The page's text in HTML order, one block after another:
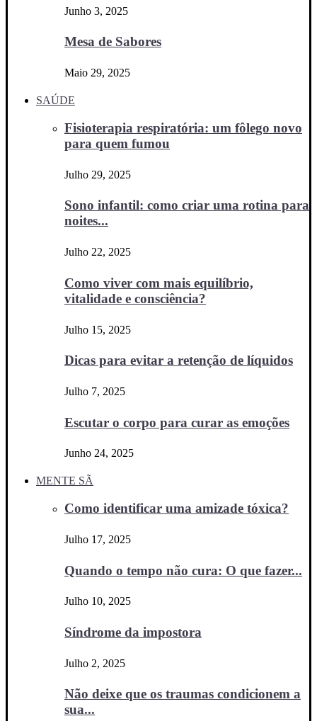
Junho 3, 2025
Mesa de Sabores
Maio 29, 2025
SAÚDE
Fisioterapia respiratória: um fôlego novo
para quem fumou
Julho 29, 2025
Sono infantil: como criar uma rotina para
noites...
Julho 22, 2025
Como viver com mais equilíbrio,
vitalidade e consciência?
Julho 15, 2025
Dicas para evitar a retenção de líquidos
Julho 7, 2025
Escutar o corpo para curar as emoções
Junho 24, 2025
MENTE SÃ
Como identificar uma amizade tóxica?
Julho 17, 2025
Quando o tempo não cura: O que fazer...
Julho 10, 2025
Síndrome da impostora
Julho 2, 2025
Não deixe que os traumas condicionem a
sua...